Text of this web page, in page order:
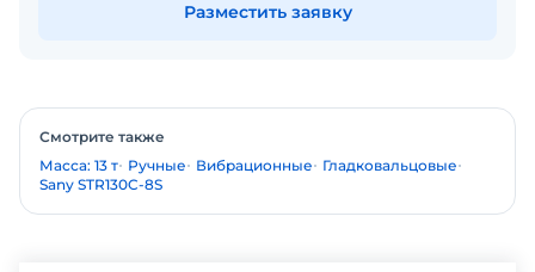
Разместить заявку
Смотрите также
Масса: 13 т Ручные Вибрационные
Гладковальцовые
Sany STR130C-8S